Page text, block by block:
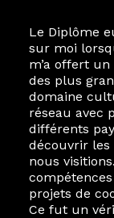
Le Diplôme
sur moi
m’a offert
des plus
domaine
réseau avec
différents
découvrir les
nous
projets de
Ce fut un